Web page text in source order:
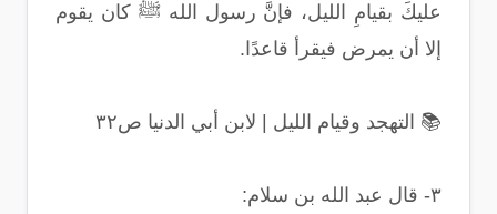
عليكَ بقيامِ الليل، فإنَّ رسول الله ﷺ كان يقوم
إلا أن يمرض فيقرأ قاعدًا.
📚 التهجد وقيام الليل | لابن أبي الدنيا ص٣٢
٣- قال عبد الله بن سلام: